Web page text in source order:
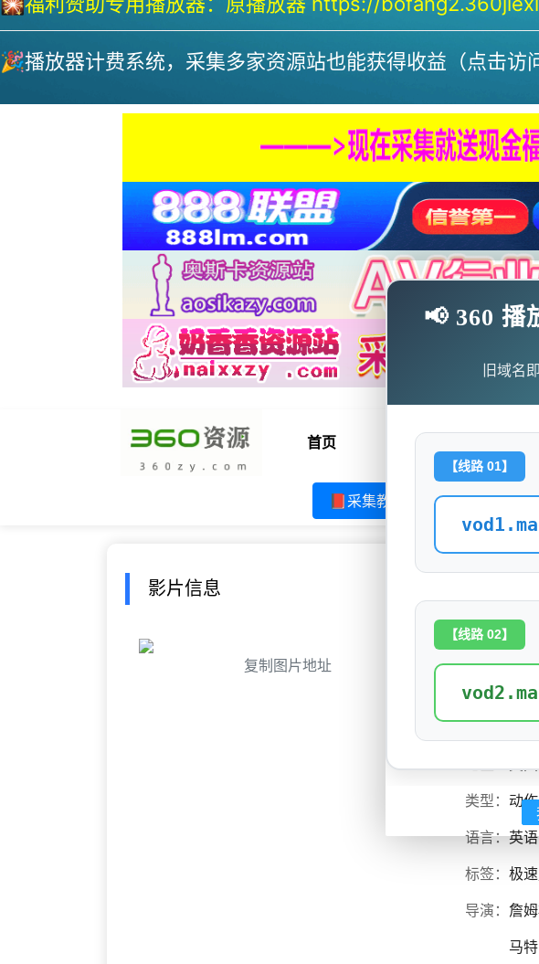
🎉播放器计费系统，采集多家资源站也能获得收益（点击访
首页 电影
📕采集教程 🗨求片必应
影片信息
复制图片地址
极速
别名：
类型： 动作
语言：英
标签： 极
导演： 詹
马
📢 360 播
旧域名
【线路 01】
【线路 02】